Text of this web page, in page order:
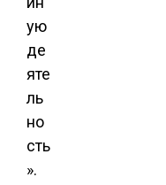
ую
де
яте
ль
но
сть
».